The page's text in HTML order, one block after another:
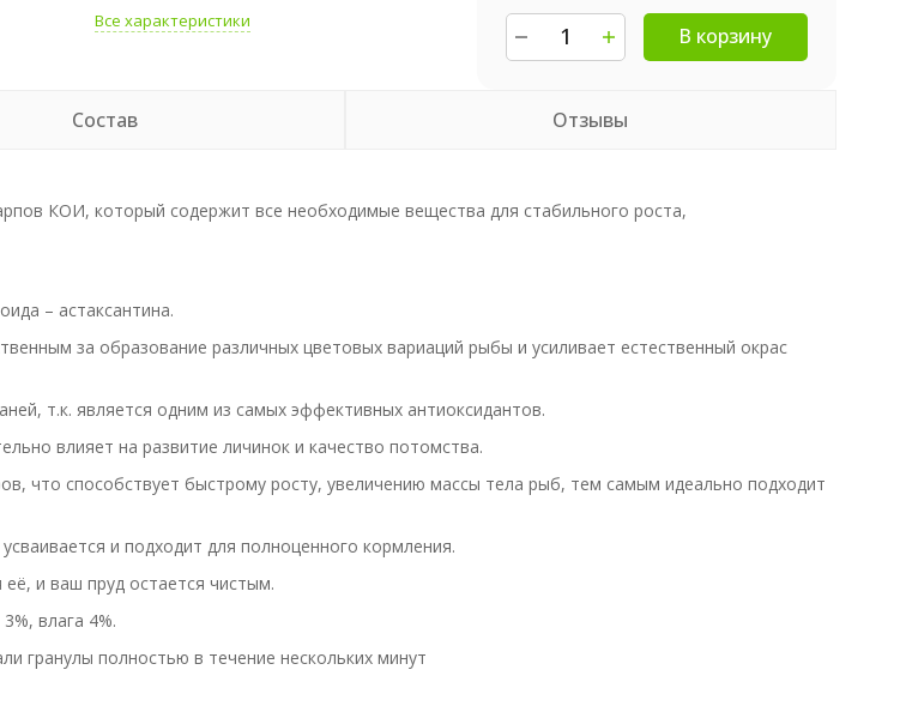
Все характеристики
В корзину
Состав Отзывы
КОИ, который содержит все необходимые вещества для стабильного роста,
– астаксантина.
за образование различных цветовых вариаций рыбы и усиливает естественный окрас
т.к. является одним из самых эффективных антиоксидантов.
влияет на развитие личинок и качество потомства.
что способствует быстрому росту, увеличению массы тела рыб, тем самым идеально подходит
и подходит для полноценного кормления.
и ваш пруд остается чистым.
влага 4%.
гранулы полностью в течение нескольких минут